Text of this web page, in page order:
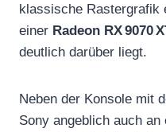
klassische Rastergrafik
einer Radeon RX 9070
deutlich darüber liegt.
Neben der Konsole mit
Sony angeblich auch an